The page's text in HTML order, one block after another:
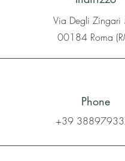
Via Degli Zingari
00184 Roma
Phone
+39